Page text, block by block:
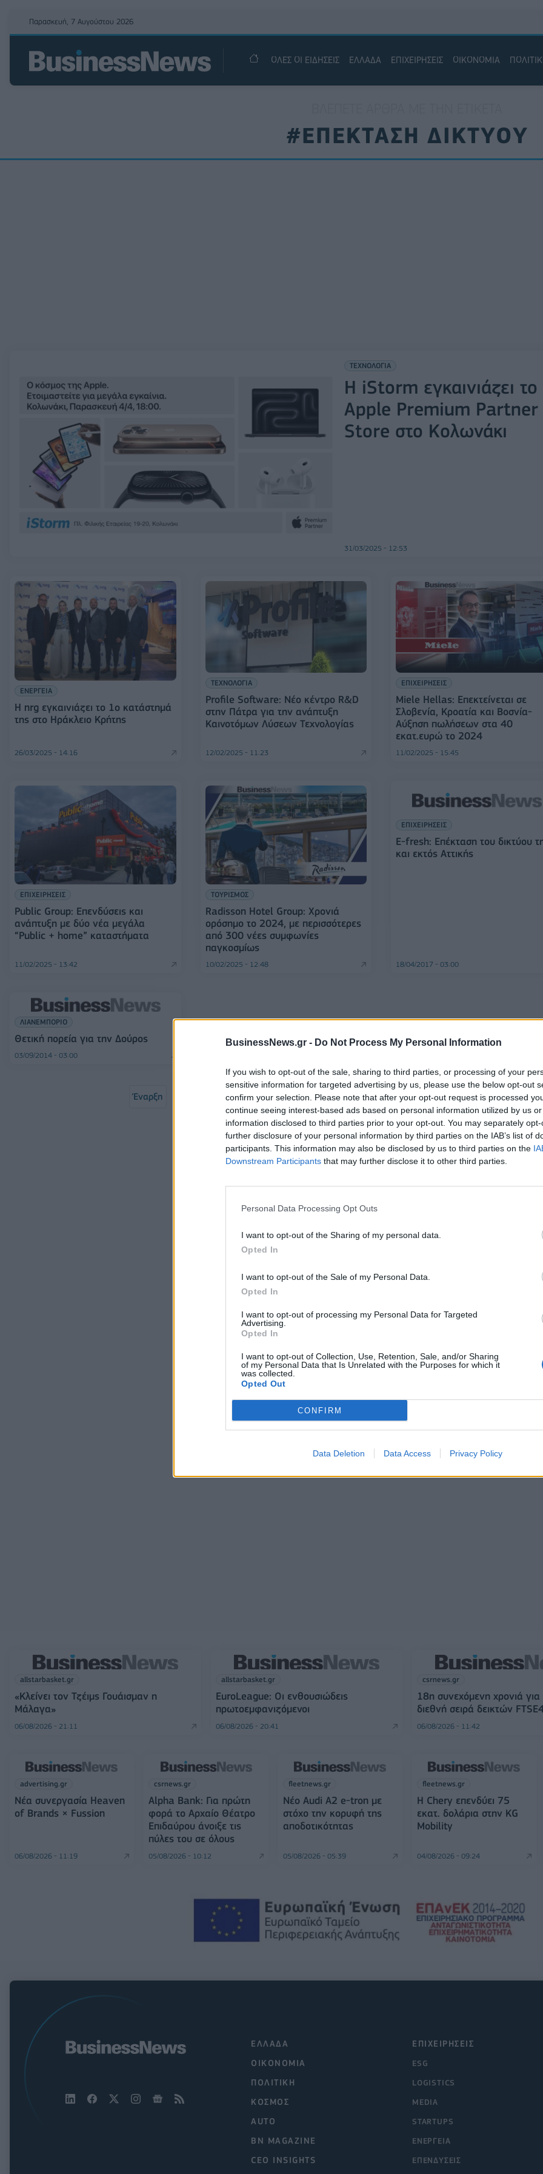
BusinessNews.gr - Do Not Process My Personal Information
If you wish to opt-out of the sale, sharing to third parties, or processing of your
sensitive information for targeted advertising by us, please use the below opt-out
confirm your selection. Please note that after your opt-out request is processed
continue seeing interest-based ads based on personal information utilized by us
information disclosed to third parties prior to your opt-out. You may separately
further disclosure of your personal information by third parties on the IAB’s list of
participants. This information may also be disclosed by us to third parties on the
Downstream Participants that may further disclose it to other third parties.
Personal Data Processing Opt Outs
I want to opt-out of the Sharing of my personal data.
Opted In
I want to opt-out of the Sale of my Personal Data.
Opted In
I want to opt-out of processing my Personal Data for Targeted
Advertising.
Opted In
I want to opt-out of Collection, Use, Retention, Sale, and/or Sharing
of my Personal Data that Is Unrelated with the Purposes for which it
was collected.
Opted Out
CONFIRM
Data Deletion Data Access Privacy Policy
Παρασκευή, 7 Αυγούστου 2026
ΟΛΕΣ ΟΙ ΕΙΔΗΣΕΙΣ ΕΛΛΑΔΑ ΕΠΙΧΕΙΡΗΣΕΙΣ ΟΙΚΟΝΟΜΙΑ
#ΕΠΕΚΤΑΣΗ ΔΙΚΤΥΟΥ
ΤΕΧΝΟΛΟΓΙΑ
Η iStorm εγκαινιάζει το
Apple Premium Partner
Store στο Κολωνάκι
31/03/2025 - 12:53
ΕΝΕΡΓΕΙΑ
H nrg εγκαινιάζει το 1o κατάστημά
της στο Ηράκλειο Κρήτης
26/03/2025 - 14:16
ΤΕΧΝΟΛΟΓΙΑ
Profile Software: Νέο κέντρο R&D
στην Πάτρα για την ανάπτυξη
Καινοτόμων Λύσεων Τεχνολογίας
12/02/2025 - 11:23
ΕΠΙΧΕΙΡΗΣΕΙΣ
Miele Hellas: Επεκτείνεται σε
Σλοβενία, Κροατία και Βοσνία-
Αύξηση πωλήσεων στα 40
εκατ.ευρώ το 2024
11/02/2025 - 15:45
ΕΠΙΧΕΙΡΗΣΕΙΣ
Public Group: Επενδύσεις και
ανάπτυξη με δύο νέα μεγάλα
“Public + home” καταστήματα
11/02/2025 - 13:42
ΤΟΥΡΙΣΜΟΣ
Radisson Hotel Group: Χρονιά
ορόσημο το 2024, με περισσότερες
από 300 νέες συμφωνίες
παγκοσμίως
10/02/2025 - 12:48
ΕΠΙΧΕΙΡΗΣΕΙΣ
E-fresh: Επέκταση του δικτύου
και εκτός Αττικής
18/04/2017 - 03:00
ΛΙΑΝΕΜΠΟΡΙΟ
Θετική πορεία για την Δούρος
03/09/2014 - 03:00
Έναρξη Προηγούμενο 1 2 3 4 Επόμενο Τέλος
Σελίδα 4 από 4
allstarbasket.gr
«Κλείνει τον Τζέιμς Γουάισμαν η
Μάλαγα»
06/08/2026 - 21:11
allstarbasket.gr
EuroLeague: Οι ενθουσιώδεις
πρωτοεμφανιζόμενοι
06/08/2026 - 20:41
csrnews.gr
18η συνεχόμενη χρονιά
διεθνή σειρά δεικτών
06/08/2026 - 11:42
advertising.gr
Νέα συνεργασία Heaven
of Brands × Fussion
06/08/2026 - 11:19
csrnews.gr
Alpha Bank: Για πρώτη
φορά το Αρχαίο Θέατρο
Επιδαύρου άνοιξε τις
πύλες του σε όλους
05/08/2026 - 10:12
fleetnews.gr
Νέο Audi A2 e-tron με
στόχο την κορυφή της
αποδοτικότητας
05/08/2026 - 05:39
fleetnews.gr
Η Chery επενδύει 75
εκατ. δολάρια στην KG
Mobility
04/08/2026 - 09:24
ΕΠΙΧΕΙΡΗΣΕΙΣ
ESG
LOGISTICS
MEDIA
STARTUPS
ΕΝΕΡΓΕΙΑ
ΕΠΕΝΔΥΣΕΙΣ
ΕΛΛΑΔΑ
ΟΙΚΟΝΟΜΙΑ
ΠΟΛΙΤΙΚΗ
ΚΟΣΜΟΣ
AUTO
BN MAGAZINE
CEO INSIGHTS